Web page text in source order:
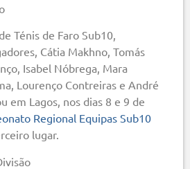
Ténis de Faro Sub10,
Cátia Makhno, Tomás
Isabel Nóbrega, Mara
Lourenço Contreiras e André
em Lagos, nos dias 8 e 9 de
Regional Equipas Sub10
lugar.